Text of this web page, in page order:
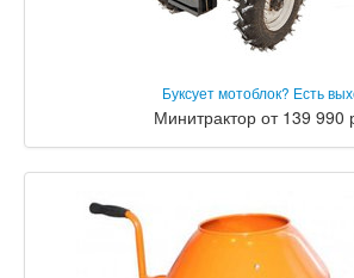
Буксует мотоблок? Есть
Минитрактор от 139 990